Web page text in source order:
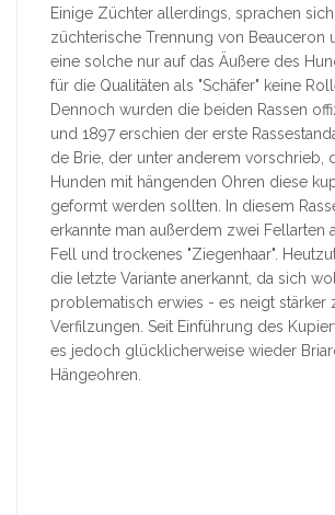
Einige Züchter allerdings, sprachen
züchterische Trennung von Beauceron
eine solche nur auf das Äußere des
für die Qualitäten als "Schäfer" keine
Dennoch wurden die beiden Rassen
und 1897 erschien der erste
de Brie, der unter anderem vorschrieb,
Hunden mit hängenden Ohren diese
geformt werden sollten. In diesem
erkannte man außerdem zwei Fellarten
Fell und trockenes "Ziegenhaar".
die letzte Variante anerkannt, da sich
problematisch erwies - es neigt stärker
Verfilzungen. Seit Einführung des
es jedoch glücklicherweise wieder
Hängeohren.